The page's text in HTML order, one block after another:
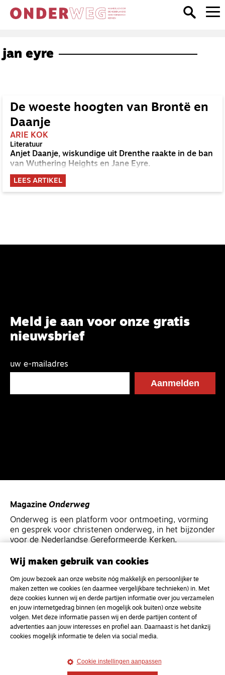
jan eyre
De woeste hoogten van Brontë en
Daanje
ARIE KOK
Literatuur
Anjet Daanje, wiskundige uit Drenthe raakte in de ban
van Wuthering Heights en Jane Eyre.
LEES ARTIKEL
Meld je aan voor onze gratis
nieuwsbrief
uw e-mailadres
Magazine Onderweg
Onderweg is een platform voor ontmoeting, vorming
en gesprek voor christenen onderweg, in het bijzonder
voor de Nederlandse Gereformeerde Kerken.
MagazineOnderweg
Kvk-nummer 33277063
NL46 INGB 0117 5827 86
info@onderwegonline.nl
Wij maken gebruik van cookies
Om jouw bezoek aan onze website nóg makkelijk en persoonlijker te
maken zetten we cookies (en daarmee vergelijkbare technieken) in. Met
deze cookies kunnen wij en derde partijen informatie over jou verzamelen
en jouw internetgedrag binnen (en mogelijk ook buiten) onze website
volgen. Met deze informatie passen wij en derde partijen content of
advertenties aan jouw interesses en profiel aan. Daarnaast is het dankzij
cookies mogelijk informatie te delen via social media.
Cookie instellingen aanpassen